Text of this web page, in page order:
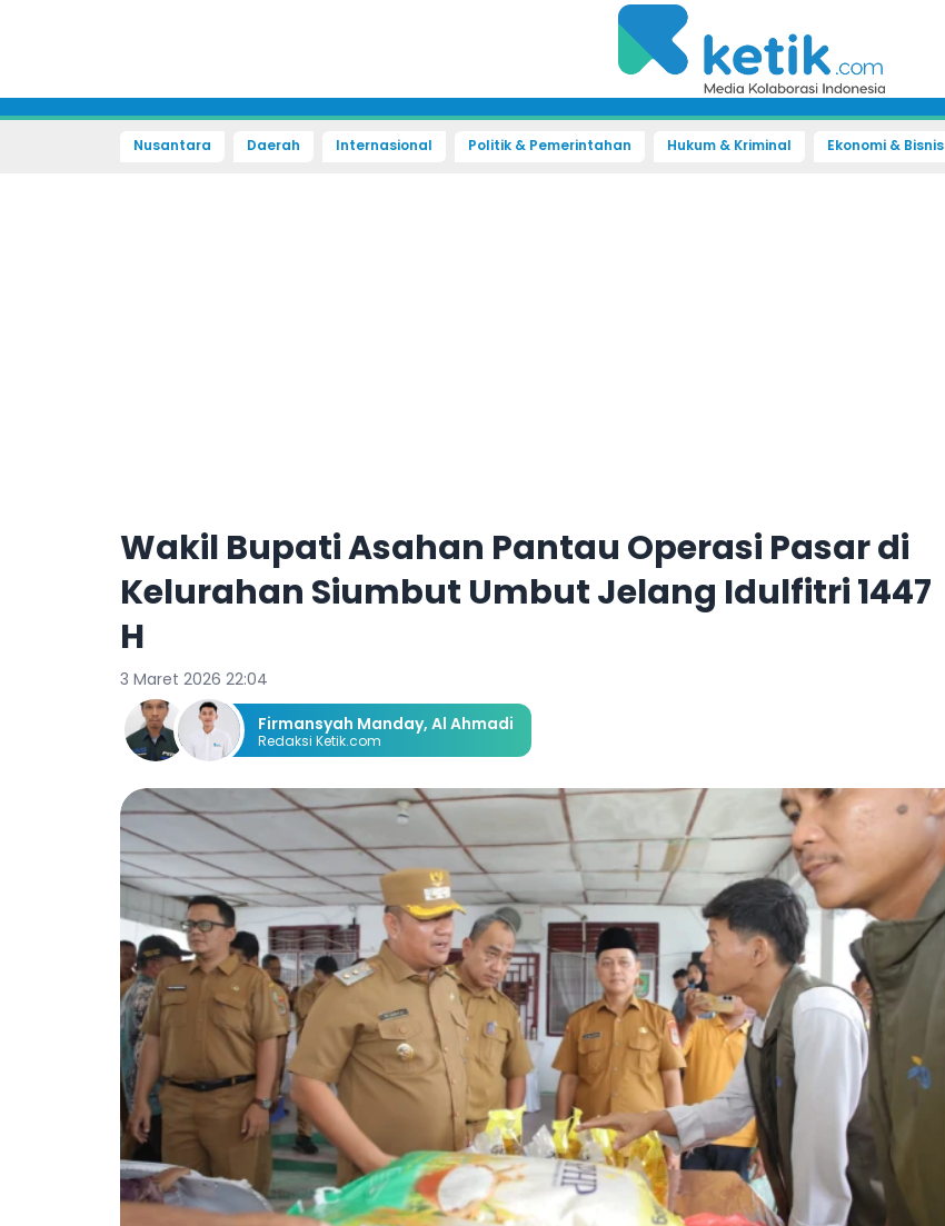
Nusantara Daerah Internasional Politik & Pemerintahan Hukum & Kriminal Ekonomi & Bisnis
Wakil Bupati Asahan Pantau Operasi Pasar di
Kelurahan Siumbut Umbut Jelang Idulfitri 1447
H
3 Maret 2026 22:04
Firmansyah Manday, Al Ahmadi
Redaksi Ketik.com